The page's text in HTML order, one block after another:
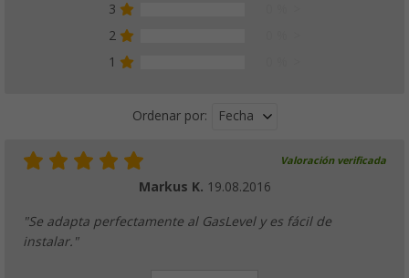
3
2
1
Ordenar por: Fecha
Valoración verificada
Markus K. 19.08.2016
"Se adapta perfectamente al GasLevel y es fácil de
instalar."